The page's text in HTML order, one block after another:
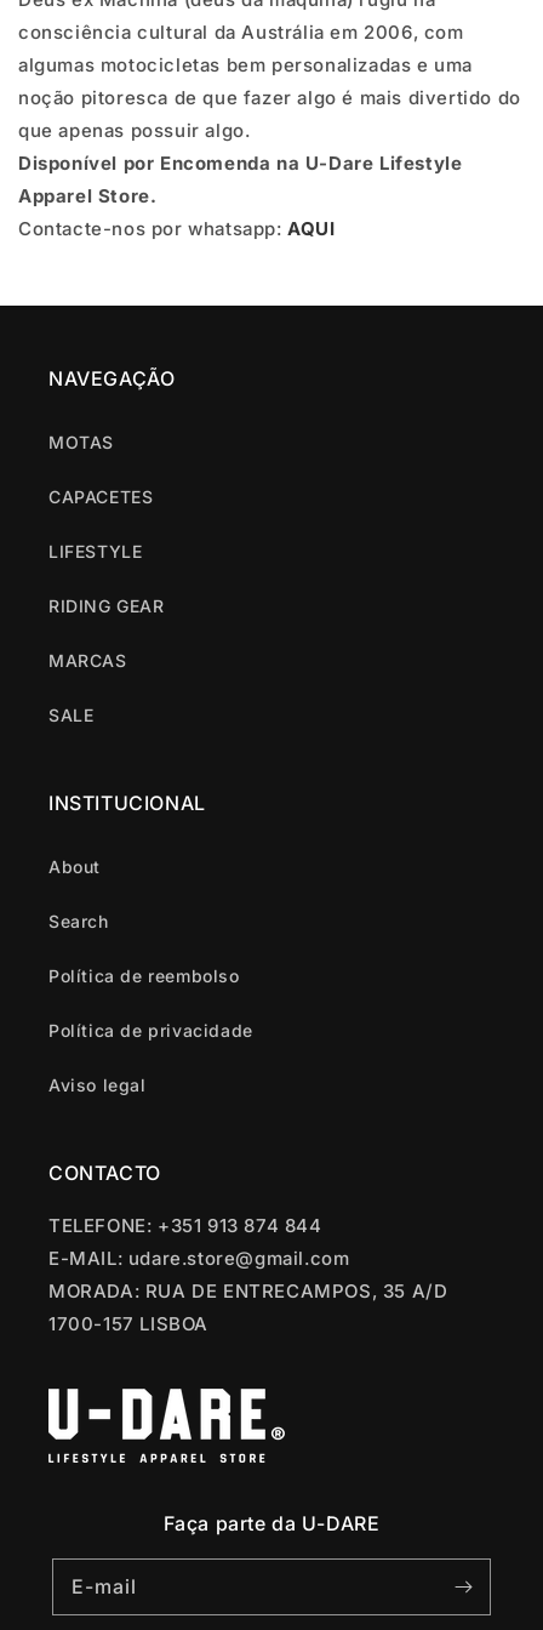
TEE
WHITE
TEE
-
WHITE
consciência cultural da Austrália em 2006, com
algumas motocicletas bem personalizadas e uma
noção pitoresca de que fazer algo é mais divertido do
que apenas possuir algo.
Disponível por Encomenda na U-Dare Lifestyle
Apparel Store.
Contacte-nos por whatsapp:AQUI
NAVEGAÇÃO
MOTAS
CAPACETES
LIFESTYLE
RIDING GEAR
MARCAS
SALE
INSTITUCIONAL
About
Search
Política de reembolso
Política de privacidade
Aviso legal
CONTACTO
TELEFONE: +351 913 874 844
E-MAIL: udare.store@gmail.com
MORADA: RUA DE ENTRECAMPOS, 35 A/D
1700-157 LISBOA
Faça parte da U-DARE
E-mail